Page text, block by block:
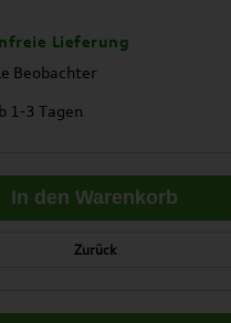
Lieferung
Beobachter
1-3 Tagen
Zurück